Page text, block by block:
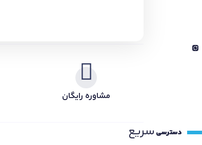
مشاوره رایگان
دسترسی سریع